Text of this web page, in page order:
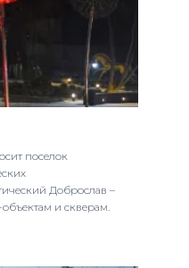
поселок
Доброслав –
и скверам.